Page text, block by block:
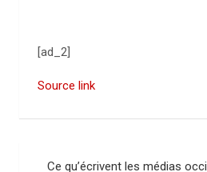
[ad_2]
Source link
Ce qu’écrivent les médias